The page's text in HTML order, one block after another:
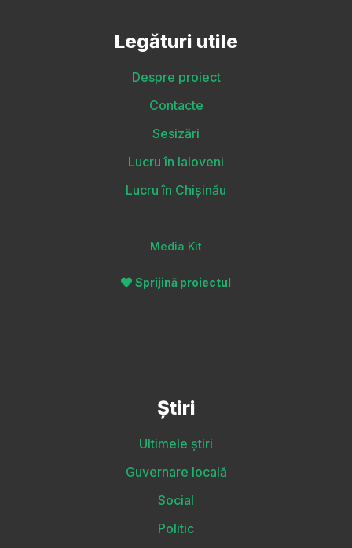
Legături utile
Despre proiect
Contacte
Sesizări
Lucru în Ialoveni
Lucru în Chișinău
Media Kit
Sprijină proiectul
Știri
Ultimele știri
Guvernare locală
Social
Politic